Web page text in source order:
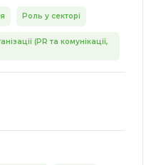
Роль у секторі
(PR та комунікації,